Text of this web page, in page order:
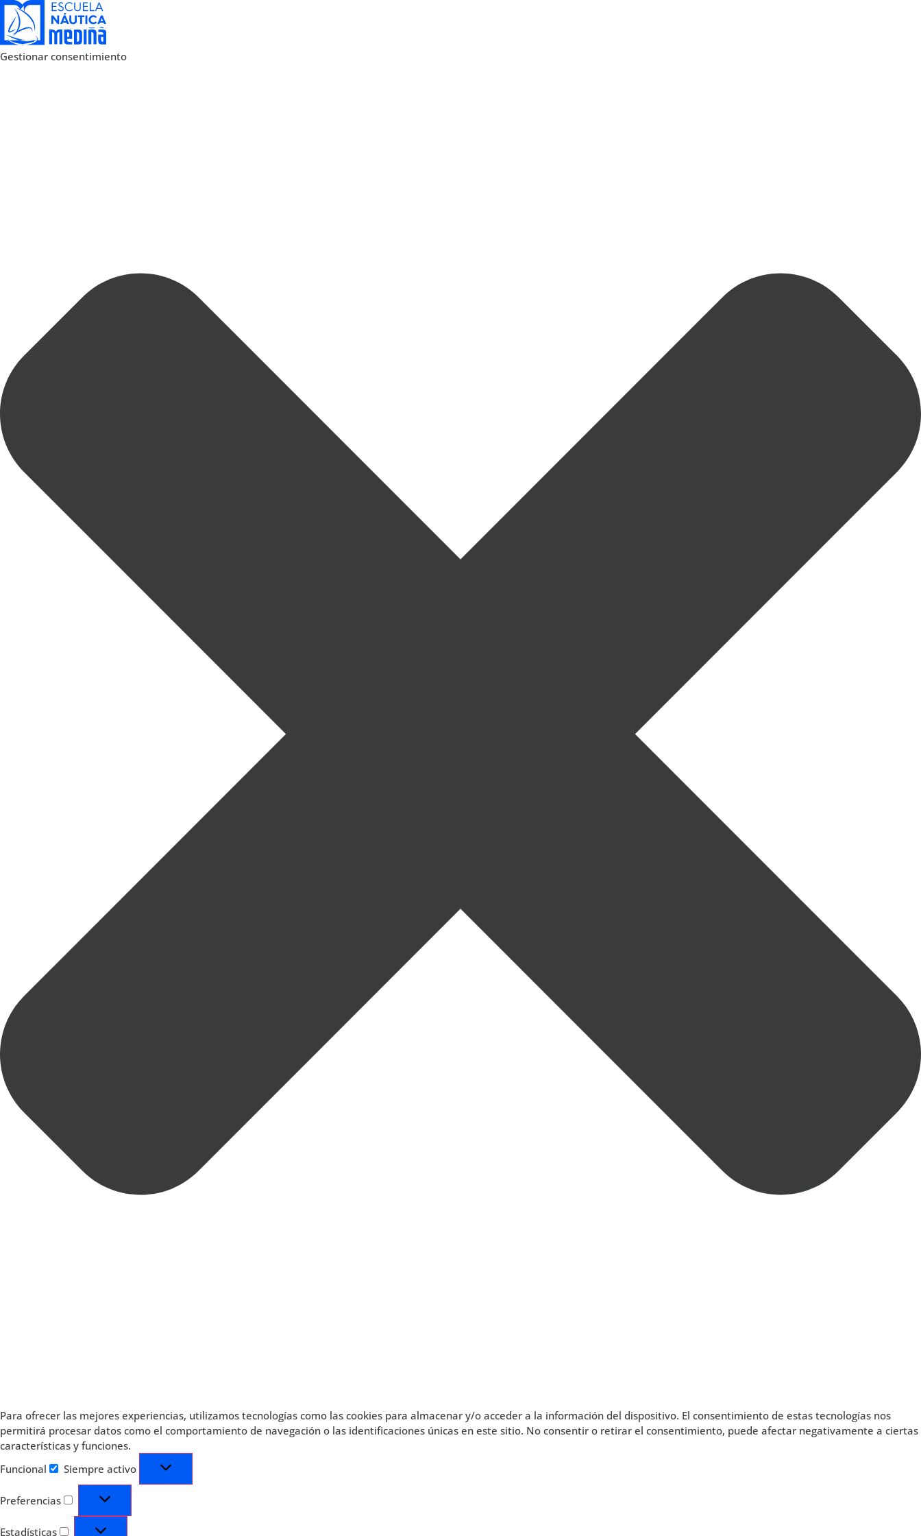
Gestionar consentimiento
Para ofrecer las mejores experiencias, utilizamos tecnologías como las cookies para almacenar y/o acceder a la información del dispositivo. El consentimiento de estas tecnologías nos
permitirá procesar datos como el comportamiento de navegación o las identificaciones únicas en este sitio. No consentir o retirar el consentimiento, puede afectar negativamente a ciertas
características y funciones.
Funcional
Siempre activo
Preferencias
Estadísticas